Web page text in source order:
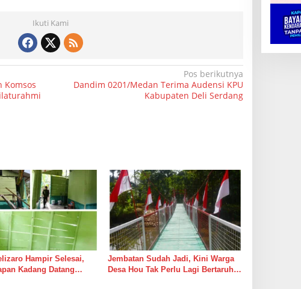
Ikuti Kami
Komsos
Pos berikutnya
Dandim 0201/Medan Terima Audensi KPU
Kabupaten Deli Serdang
Hampir Selesai,
Kadang Datang
Jembatan Sudah Jadi, Kini Warga
Desa Hou Tak Perlu Lagi Bertaruh